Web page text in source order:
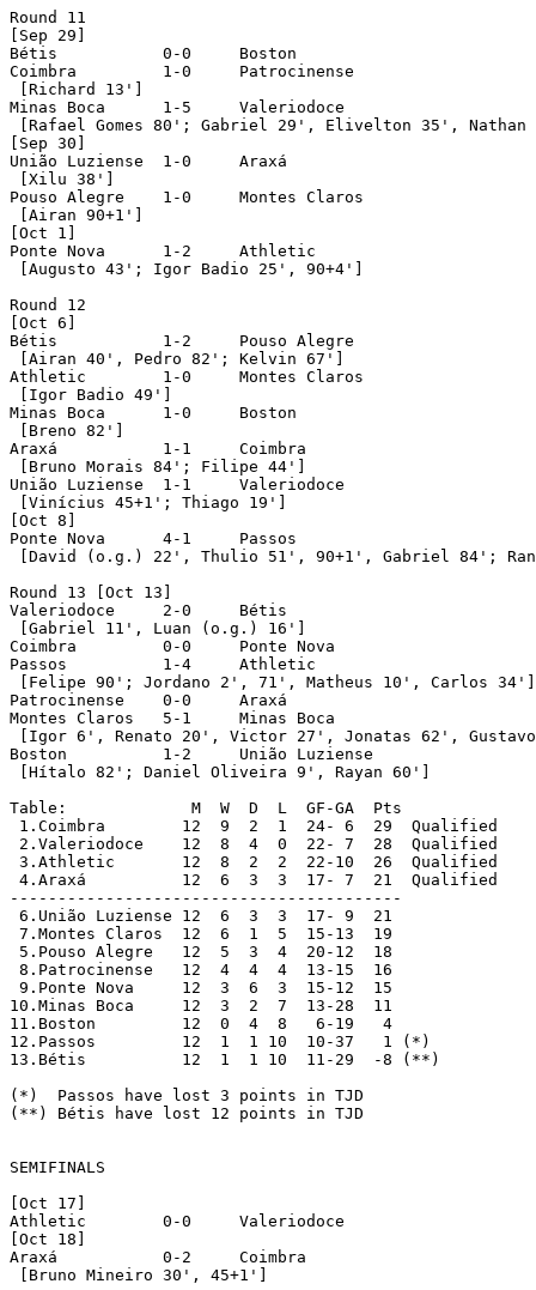
Round 11
[Sep 29]
Bétis		0-0	Boston
Coimbra		1-0	Patrocinense
[Richard 13']
Minas Boca	1-5	Valeriodoce
[Rafael Gomes 80'; Gabriel 29', Elivelton 35', Nathan
[Sep 30]
União Luziense	1-0	Araxá
[Xilu 38']
Pouso Alegre	1-0	Montes Claros
[Airan 90+1']
[Oct 1]
Ponte Nova	1-2	Athletic
[Augusto 43'; Igor Badio 25', 90+4']
Round 12
[Oct 6]
Bétis		1-2	Pouso Alegre
[Airan 40', Pedro 82'; Kelvin 67']
Athletic	1-0	Montes Claros
[Igor Badio 49']
Minas Boca	1-0	Boston
[Breno 82']
Araxá		1-1	Coimbra
[Bruno Morais 84'; Filipe 44']
União Luziense	1-1	Valeriodoce
[Vinícius 45+1'; Thiago 19']
[Oct 8]
Ponte Nova	4-1	Passos
[David (o.g.) 22', Thulio 51', 90+1', Gabriel 84';
Round 13 [Oct 13]
Valeriodoce	2-0	Bétis
[Gabriel 11', Luan (o.g.) 16']
Coimbra		0-0	Ponte Nova
Passos		1-4	Athletic
[Felipe 90'; Jordano 2', 71', Matheus 10', Carlos
Patrocinense	0-0	Araxá
Montes Claros	5-1	Minas Boca
[Igor 6', Renato 20', Victor 27', Jonatas 62',
Boston		1-2	União Luziense
[Hítalo 82'; Daniel Oliveira 9', Rayan 60']
Table:		   M  W  D  L  GF-GA  Pts
1.Coimbra	  12  9  2  1  24- 6  29  Qualified
2.Valeriodoce	  12  8  4  0  22- 7  28  Qualified
3.Athletic	  12  8  2  2  22-10  26  Qualified
4.Araxá	  12  6  3  3  17- 7  21  Qualified
-----------------------------------------
6.União Luziense 12  6  3  3  17- 9  21
7.Montes Claros  12  6  1  5  15-13  19
5.Pouso Alegre	  12  5  3  4  20-12  18
8.Patrocinense	  12  4  4  4  13-15  16
9.Ponte Nova	  12  3  6  3  15-12  15
10.Minas Boca	  12  3  2  7  13-28  11
11.Boston	  12  0  4  8   6-19   4
12.Passos	  12  1  1 10  10-37   1 (*)
13.Bétis	  12  1  1 10  11-29  -8 (**)
(*)  Passos have lost 3 points in TJD
(**) Bétis have lost 12 points in TJD
SEMIFINALS
[Oct 17]
Athletic	0-0	Valeriodoce
[Oct 18]
Araxá		0-2	Coimbra
[Bruno Mineiro 30', 45+1']